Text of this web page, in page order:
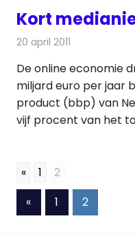
Kort
20 april 2011
De online economie
miljard euro per jaar
product (bbp) van
vijf procent van het
« 1 2
Berichten
«Vorige
berichten
1 2